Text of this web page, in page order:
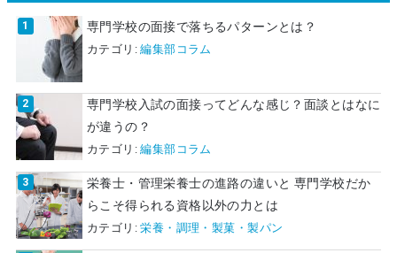
専門学校の面接で落ちるパターンとは？
カテゴリ:編集部コラム
専門学校入試の面接ってどんな感じ？面談とはなに
が違うの？
カテゴリ:編集部コラム
栄養士・管理栄養士の進路の違いと 専門学校だか
らこそ得られる資格以外の力とは
カテゴリ:栄養・調理・製菓・製パン